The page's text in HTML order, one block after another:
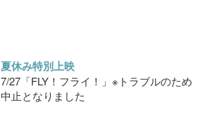
夏休み特別上映
7/27「FLY！フライ！」※トラブルのため
中止となりました